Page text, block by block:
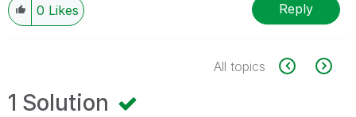
0 Likes Reply
All topics
1 Solution